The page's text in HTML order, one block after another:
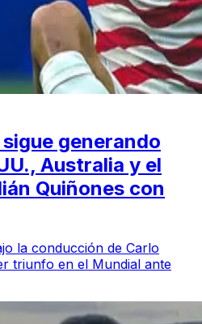
generando
Australia y el
Quiñones con
la conducción de Carlo
triunfo en el Mundial ante